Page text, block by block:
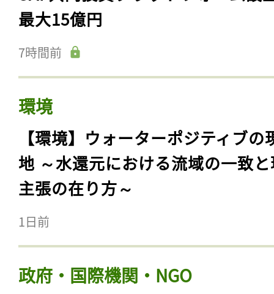
最大15億円
7時間前
環境
【環境】ウォーターポジティブの
地 ～水還元における流域の一致
主張の在り方～
1日前
政府・国際機関・NGO